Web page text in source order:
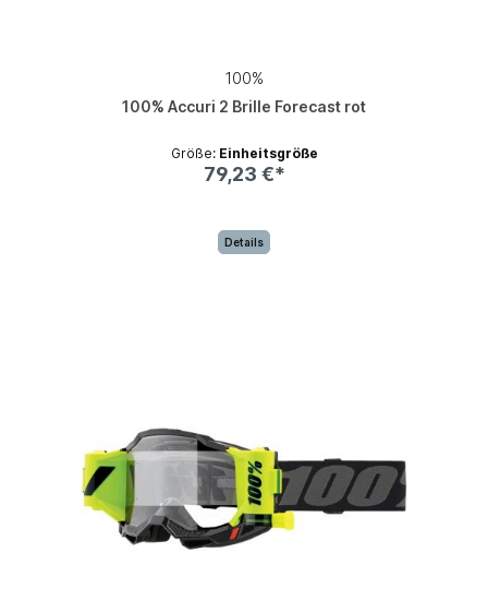
100%
100% Accuri 2 Brille Forecast rot
Größe: Einheitsgröße
79,23 €*
Details